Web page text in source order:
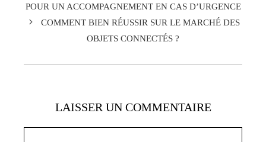
POUR UN ACCOMPAGNEMENT EN CAS D’URGENCE
COMMENT BIEN RÉUSSIR SUR LE MARCHÉ DES
OBJETS CONNECTÉS ?
LAISSER UN COMMENTAIRE